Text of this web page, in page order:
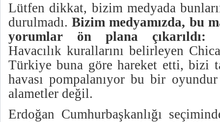
Lütfen dikkat, bizim medyada
durulmadı.Bizim medyamızda, bu
yorumlar ön plana çıkarıldı:
Havacılık kurallarını belirleyen
Türkiye buna göre hareket etti, bizi
havası pompalanıyor bu bir
alametler değil.
Erdoğan Cumhurbaşkanlığı